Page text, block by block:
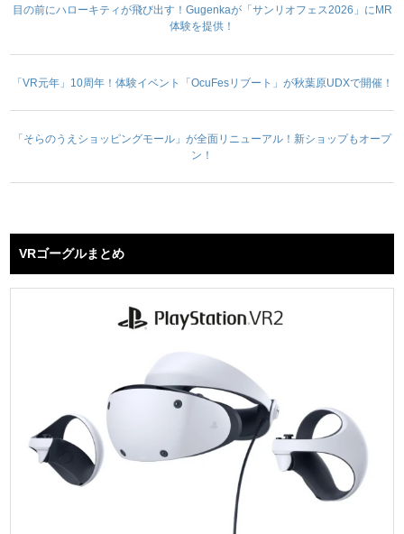
目の前にハローキティが飛び出す！Gugenkaが「サンリオフェス2026」にMR
体験を提供！
「VR元年」10周年！体験イベント「OcuFesリブート」が秋葉原UDXで開催！
「そらのうえショッピングモール」が全面リニューアル！新ショップもオープ
ン！
VRゴーグルまとめ